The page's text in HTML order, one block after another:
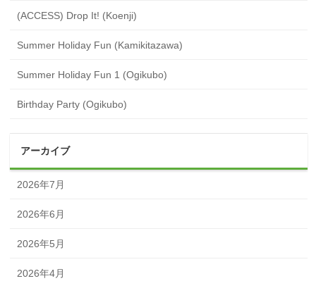
(ACCESS) Drop It! (Koenji)
Summer Holiday Fun (Kamikitazawa)
Summer Holiday Fun 1 (Ogikubo)
Birthday Party (Ogikubo)
アーカイブ
2026年7月
2026年6月
2026年5月
2026年4月